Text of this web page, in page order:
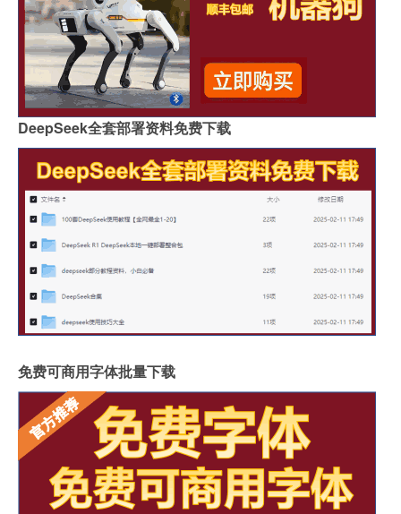
DeepSeek全套部署资料免费下载
免费可商用字体批量下载